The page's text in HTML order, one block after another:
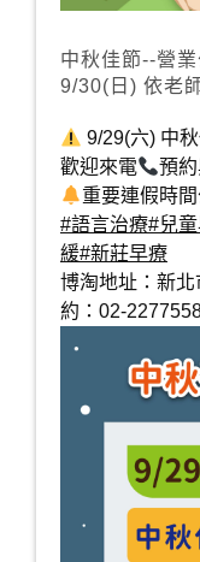
中秋佳節--營業
9/30(日) 依老
9/29(六) 中
歡迎來電
預
重要連假時
#語言治療#兒
緩#新莊早療
博淘地址：新
約：02-